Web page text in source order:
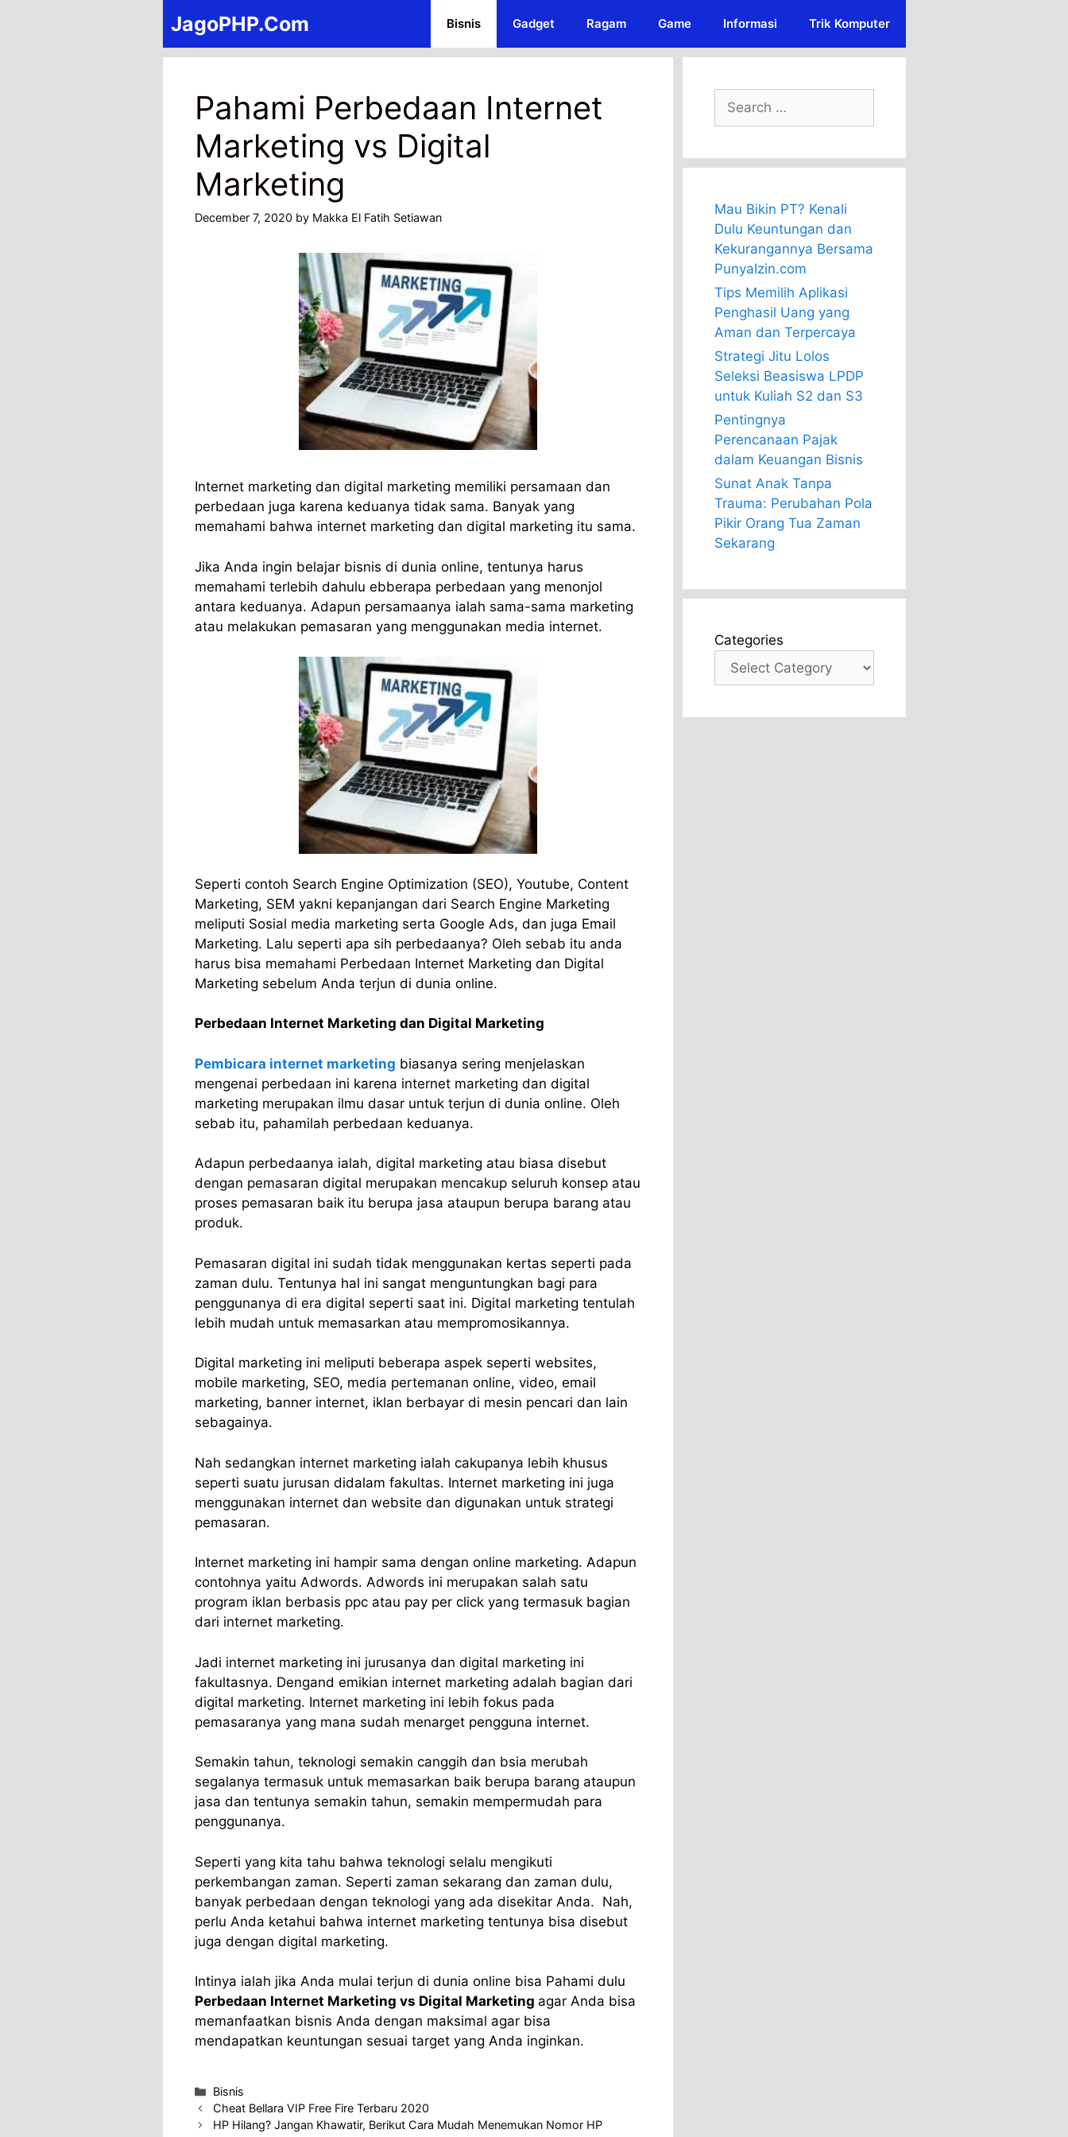
JagoPHP.Com Bisnis Gadget Ragam Game Informasi Trik Komputer
Pahami Perbedaan Internet
Marketing vs Digital
Marketing
December 7, 2020 by Makka El Fatih Setiawan
Internet marketing dan digital marketing memiliki persamaan dan
perbedaan juga karena keduanya tidak sama. Banyak yang
memahami bahwa internet marketing dan digital marketing itu sama.
Jika Anda ingin belajar bisnis di dunia online, tentunya harus
memahami terlebih dahulu ebberapa perbedaan yang menonjol
antara keduanya. Adapun persamaanya ialah sama-sama marketing
atau melakukan pemasaran yang menggunakan media internet.
Seperti contoh Search Engine Optimization (SEO), Youtube, Content
Marketing, SEM yakni kepanjangan dari Search Engine Marketing
meliputi Sosial media marketing serta Google Ads, dan juga Email
Marketing. Lalu seperti apa sih perbedaanya? Oleh sebab itu anda
harus bisa memahami Perbedaan Internet Marketing dan Digital
Marketing sebelum Anda terjun di dunia online.
Perbedaan Internet Marketing dan Digital Marketing
Pembicara internet marketing biasanya sering menjelaskan
mengenai perbedaan ini karena internet marketing dan digital
marketing merupakan ilmu dasar untuk terjun di dunia online. Oleh
sebab itu, pahamilah perbedaan keduanya.
Adapun perbedaanya ialah, digital marketing atau biasa disebut
dengan pemasaran digital merupakan mencakup seluruh konsep atau
proses pemasaran baik itu berupa jasa ataupun berupa barang atau
produk.
Pemasaran digital ini sudah tidak menggunakan kertas seperti pada
zaman dulu. Tentunya hal ini sangat menguntungkan bagi para
penggunanya di era digital seperti saat ini. Digital marketing tentulah
lebih mudah untuk memasarkan atau mempromosikannya.
Digital marketing ini meliputi beberapa aspek seperti websites,
mobile marketing, SEO, media pertemanan online, video, email
marketing, banner internet, iklan berbayar di mesin pencari dan lain
sebagainya.
Nah sedangkan internet marketing ialah cakupanya lebih khusus
seperti suatu jurusan didalam fakultas. Internet marketing ini juga
menggunakan internet dan website dan digunakan untuk strategi
pemasaran.
Internet marketing ini hampir sama dengan online marketing. Adapun
contohnya yaitu Adwords. Adwords ini merupakan salah satu
program iklan berbasis ppc atau pay per click yang termasuk bagian
dari internet marketing.
Jadi internet marketing ini jurusanya dan digital marketing ini
fakultasnya. Dengand emikian internet marketing adalah bagian dari
digital marketing. Internet marketing ini lebih fokus pada
pemasaranya yang mana sudah menarget pengguna internet.
Semakin tahun, teknologi semakin canggih dan bsia merubah
segalanya termasuk untuk memasarkan baik berupa barang ataupun
jasa dan tentunya semakin tahun, semakin mempermudah para
penggunanya.
Seperti yang kita tahu bahwa teknologi selalu mengikuti
perkembangan zaman. Seperti zaman sekarang dan zaman dulu,
banyak perbedaan dengan teknologi yang ada disekitar Anda. Nah,
perlu Anda ketahui bahwa internet marketing tentunya bisa disebut
juga dengan digital marketing.
Intinya ialah jika Anda mulai terjun di dunia online bisa Pahami dulu
Perbedaan Internet Marketing vs Digital Marketing agar Anda bisa
memanfaatkan bisnis Anda dengan maksimal agar bisa
mendapatkan keuntungan sesuai target yang Anda inginkan.
Categories
Bisnis
Cheat Bellara VIP Free Fire Terbaru 2020
HP Hilang? Jangan Khawatir, Berikut Cara Mudah Menemukan Nomor HP
Search
for:
Mau Bikin PT? Kenali
Dulu Keuntungan dan
Kekurangannya Bersama
PunyaIzin.com
Tips Memilih Aplikasi
Penghasil Uang yang
Aman dan Terpercaya
Strategi Jitu Lolos
Seleksi Beasiswa LPDP
untuk Kuliah S2 dan S3
Pentingnya
Perencanaan Pajak
dalam Keuangan Bisnis
Sunat Anak Tanpa
Trauma: Perubahan Pola
Pikir Orang Tua Zaman
Sekarang
Categories